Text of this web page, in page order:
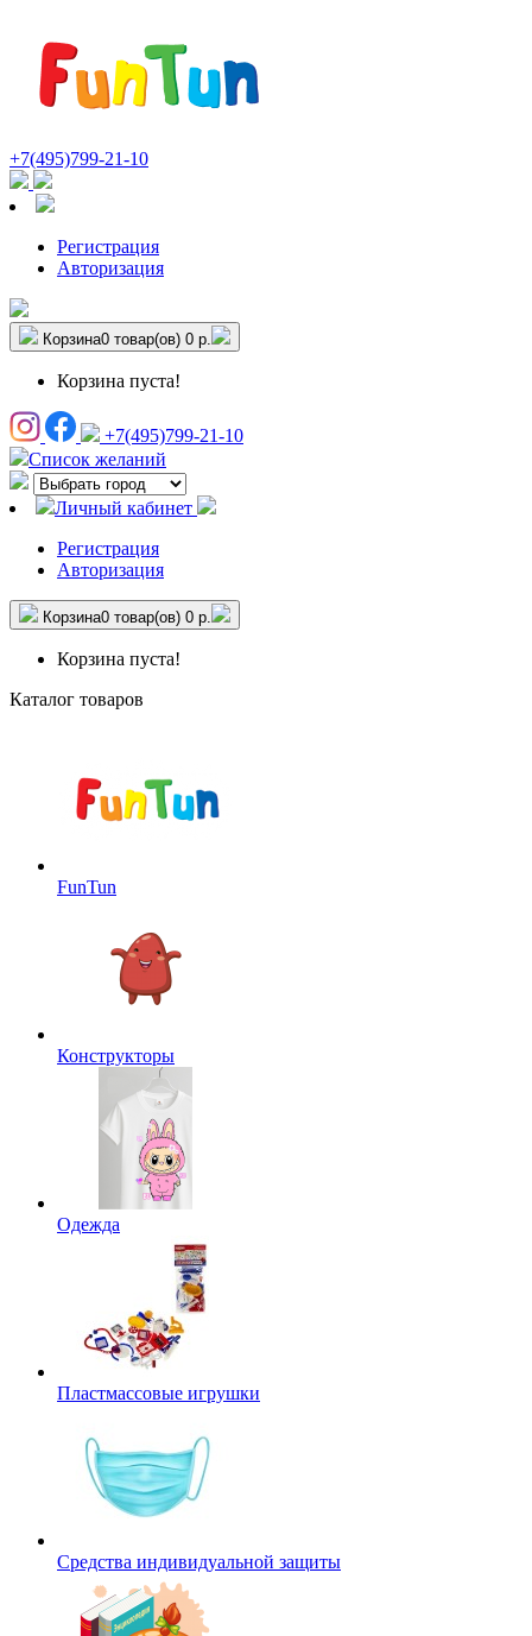
+7(495)799-21-10
Регистрация
Авторизация
Корзина0 товар(ов) 0 р.
Корзина пуста!
+7(495)799-21-10
Список желаний
Личный кабинет
Регистрация
Авторизация
Корзина0 товар(ов) 0 р.
Корзина пуста!
Каталог товаров
FunTun
Конструкторы
Одежда
Пластмассовые игрушки
Средства индивидуальной защиты